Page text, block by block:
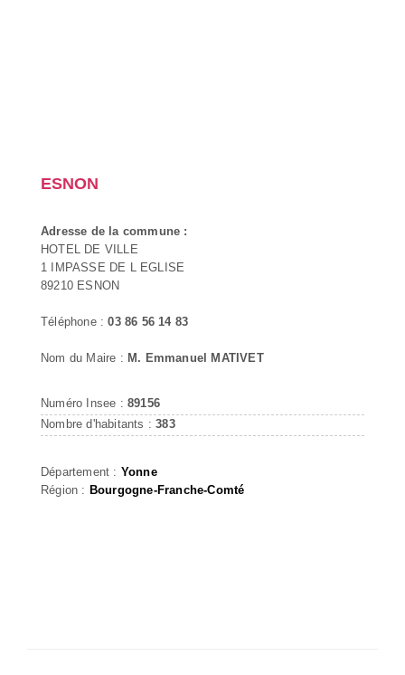
ESNON
Adresse de la commune :
HOTEL DE VILLE
1 IMPASSE DE L EGLISE
89210 ESNON
Téléphone :03 86 56 14 83
Nom du Maire : M. Emmanuel MATIVET
Numéro Insee : 89156
Nombre d'habitants :383
Département : Yonne
Région : Bourgogne-Franche-Comté